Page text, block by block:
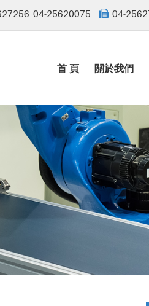
04-25620075 04-
首 頁 關於我們